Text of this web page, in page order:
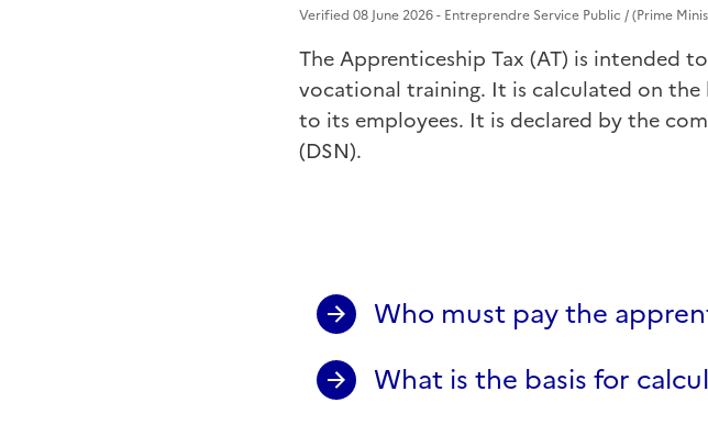
Verified 08 June 2026 - Entreprendre Service Public / (Prime
The Apprenticeship Tax (AT) is intended
vocational training. It is calculated on
to its employees. It is declared by the
(DSN).
Who must pay the
What is the basis for